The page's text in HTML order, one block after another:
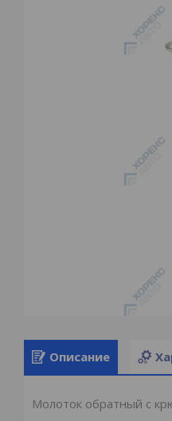
Описание
Молоток обратный с